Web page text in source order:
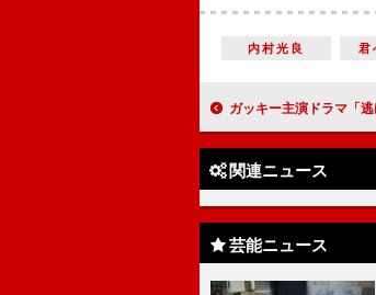
内村光良 君
ガッキー主演ドラマ「逃げ恥」
関連ニュース
芸能ニュース